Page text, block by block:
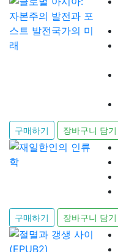
구매하기 장바구니 담기
구매하기 장바구니 담기